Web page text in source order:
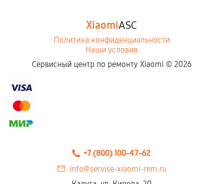
XiaomiASC
Политика конфиденциальности
Наши условия
Сервисный центр по ремонту Xiaomi © 2026
+7 (800) 100-47-62
info@servise-xiaomi-rem.ru